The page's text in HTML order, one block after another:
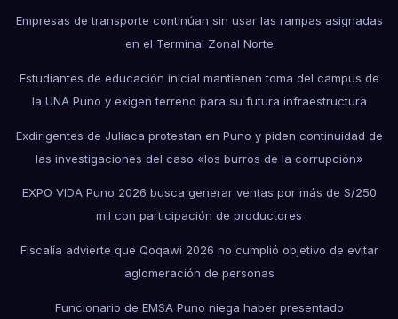
Empresas de transporte continúan sin usar las rampas asignadas
en el Terminal Zonal Norte
Estudiantes de educación inicial mantienen toma del campus de
la UNA Puno y exigen terreno para su futura infraestructura
Exdirigentes de Juliaca protestan en Puno y piden continuidad de
las investigaciones del caso «los burros de la corrupción»
EXPO VIDA Puno 2026 busca generar ventas por más de S/250
mil con participación de productores
Fiscalía advierte que Qoqawi 2026 no cumplió objetivo de evitar
aglomeración de personas
Funcionario de EMSA Puno niega haber presentado